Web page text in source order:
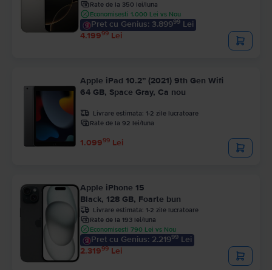
Rate de la 350 lei/luna
Economisesti 1.000 Lei vs Nou
Pret cu Genius: 3.89999 Lei
4.19999 Lei
Apple iPad 10.2” (2021) 9th Gen Wifi
64 GB, Space Gray, Ca nou
Livrare estimata: 1-2 zile lucratoare
Rate de la 92 lei/luna
1.09999 Lei
Apple iPhone 15
Black, 128 GB, Foarte bun
Livrare estimata: 1-2 zile lucratoare
Rate de la 193 lei/luna
Economisesti 790 Lei vs Nou
Pret cu Genius: 2.21999 Lei
2.31999 Lei